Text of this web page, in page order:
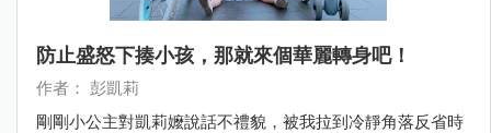
防止盛怒下揍小孩，那就來個華麗轉身吧！
作者： 彭凱莉
剛剛小公主對凱莉嬤說話不禮貌，被我拉到冷靜角落反省時